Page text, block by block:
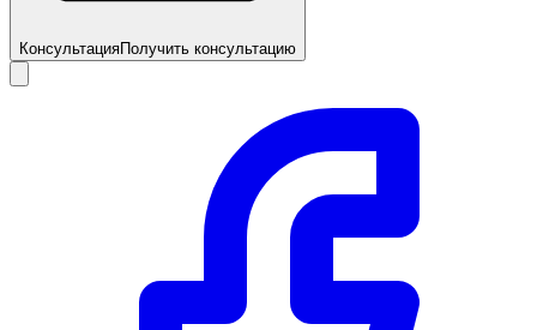
КонсультацияПолучить консультацию